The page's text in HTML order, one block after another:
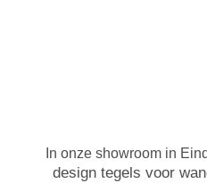
In onze showroom in
design tegels voor